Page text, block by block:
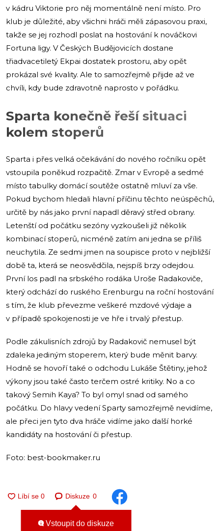
v kádru Viktorie pro něj momentálně není místo. Pro
klub je důležité, aby všichni hráči měli zápasovou praxi,
takže se jej rozhodl poslat na hostování k nováčkovi
Fortuna ligy. V Českých Budějovicích dostane
třiadvacetiletý Ekpai dostatek prostoru, aby opět
prokázal své kvality. Ale to samozřejmě přijde až ve
chvíli, kdy bude zdravotně naprosto v pořádku.
Sparta konečně řeší situaci
kolem stoperů
Sparta i přes velká očekávání do nového ročníku opět
vstoupila poněkud rozpačitě. Zmar v Evropě a sedmé
místo tabulky domácí soutěže ostatně mluví za vše.
Pokud bychom hledali hlavní příčinu těchto neúspěchů,
určitě by nás jako první napadl děravý střed obrany.
Letenští od počátku sezóny vyzkoušeli již několik
kombinací stoperů, nicméně zatím ani jedna se příliš
neuchytila. Ze sedmi jmen na soupisce proto v nejbližší
době ta, která se neosvědčila, nejspíš brzy odejdou.
První los padl na srbského rodáka Uroše Radakoviče,
který odchází do ruského Erenburgu na roční hostování
s tím, že klub převezme veškeré mzdové výdaje a
v případě spokojenosti je ve hře i trvalý přestup.
Podle zákulisních zdrojů by Radakovič nemusel být
zdaleka jediným stoperem, který bude měnit barvy.
Hodně se hovoří také o odchodu Lukáše Štětiny, jehož
výkony jsou také často terčem ostré kritiky. No a co
takový Semih Kaya? To byl omyl snad od samého
počátku. Do hlavy vedení Sparty samozřejmě nevidíme,
ale přeci jen tyto dva hráče vidíme jako další horké
kandidáty na hostování či přestup.
Foto: best-bookmaker.ru
Diskuze 0
Vstoupit do diskuze